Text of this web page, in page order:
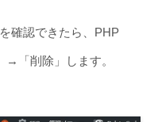
確認できたら、PHP
→「削除」します。